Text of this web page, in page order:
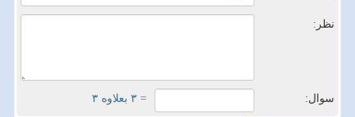
نظر:
سوال: = ۳ بعلاوه ۳